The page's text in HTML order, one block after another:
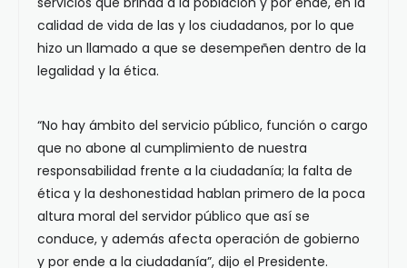
calidad de vida de las y los ciudadanos, por lo que
hizo un llamado a que se desempeñen dentro de la
legalidad y la ética.
“No hay ámbito del servicio público, función o cargo
que no abone al cumplimiento de nuestra
responsabilidad frente a la ciudadanía; la falta de
ética y la deshonestidad hablan primero de la poca
altura moral del servidor público que así se
conduce, y además afecta operación de gobierno
y por ende a la ciudadanía”, dijo el Presidente.